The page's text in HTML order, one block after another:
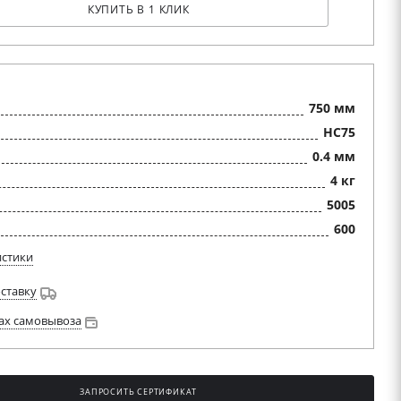
КУПИТЬ В 1 КЛИК
750 мм
HC75
0.4 мм
4 кг
5005
600
самовывоза
ЗАПРОСИТЬ СЕРТИФИКАТ